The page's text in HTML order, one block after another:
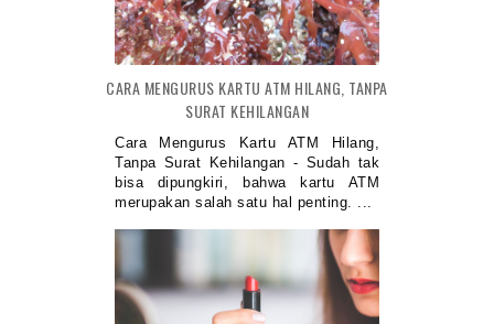
CARA MENGURUS KARTU ATM HILANG, TANPA
SURAT KEHILANGAN
Cara Mengurus Kartu ATM Hilang,
Tanpa Surat Kehilangan - Sudah tak
bisa dipungkiri, bahwa kartu ATM
merupakan salah satu hal penting. ...